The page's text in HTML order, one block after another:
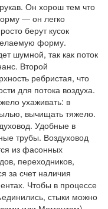
Он хорош тем что
— он легко
берут кусок
форму.
шумной, так как поток
Второй
ребристая, что
для потока воздуха.
ухаживать: в
вычищать тяжело.
Удобные в
трубы. Воздуховод
из фасонных
переходников,
за счет наличия
Чтобы в процессе
стыки можно